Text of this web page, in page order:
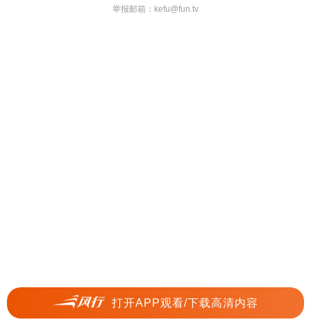
打开APP观看/下载高清内容
举报邮箱： kefu@fun.tv